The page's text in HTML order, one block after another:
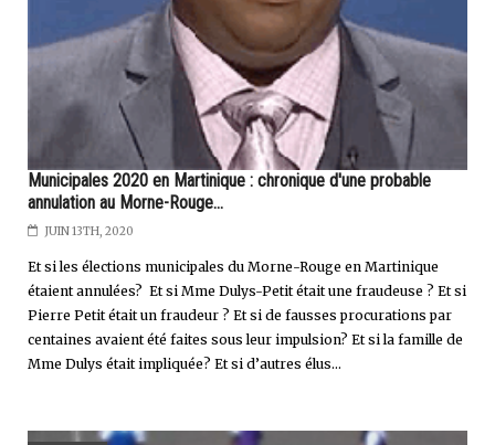
Municipales 2020 en Martinique : chronique d'une probable
annulation au Morne-Rouge...
JUIN 13TH, 2020
Et si les élections municipales du Morne-Rouge en Martinique
étaient annulées? Et si Mme Dulys-Petit était une fraudeuse ? Et si
Pierre Petit était un fraudeur ? Et si de fausses procurations par
centaines avaient été faites sous leur impulsion? Et si la famille de
Mme Dulys était impliquée? Et si d’autres élus...